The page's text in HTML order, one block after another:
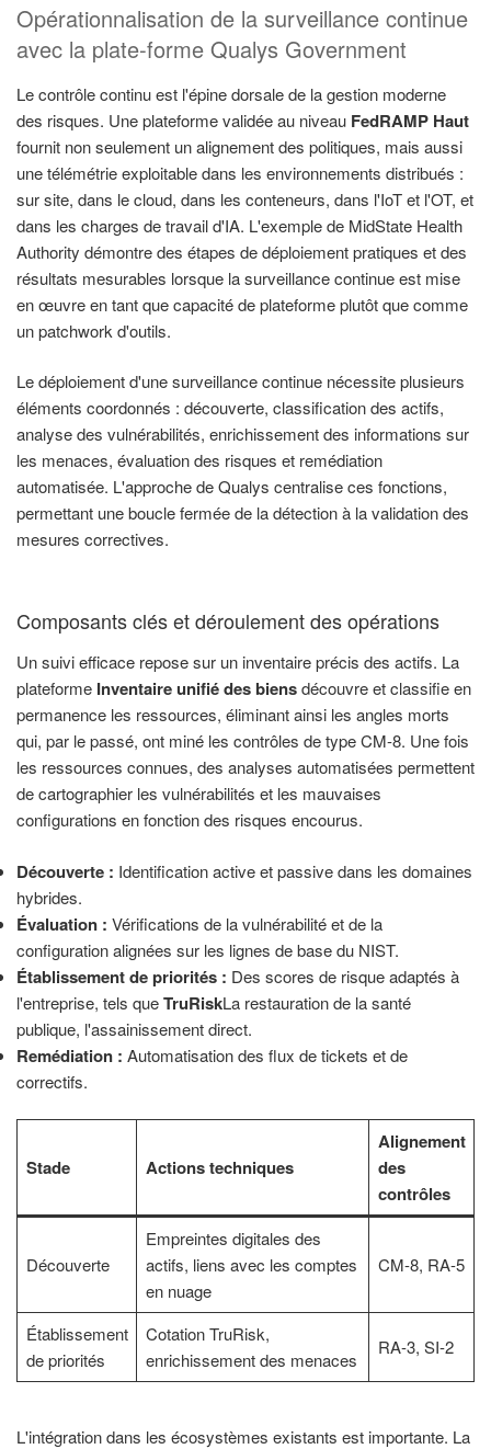
Opérationnalisation de la surveillance continue
avec la plate-forme Qualys Government
Le contrôle continu est l'épine dorsale de la gestion moderne
des risques. Une plateforme validée au niveau FedRAMP Haut
fournit non seulement un alignement des politiques, mais aussi
une télémétrie exploitable dans les environnements distribués :
sur site, dans le cloud, dans les conteneurs, dans l'IoT et l'OT, et
dans les charges de travail d'IA. L'exemple de MidState Health
Authority démontre des étapes de déploiement pratiques et des
résultats mesurables lorsque la surveillance continue est mise
en œuvre en tant que capacité de plateforme plutôt que comme
un patchwork d'outils.
Le déploiement d'une surveillance continue nécessite plusieurs
éléments coordonnés : découverte, classification des actifs,
analyse des vulnérabilités, enrichissement des informations sur
les menaces, évaluation des risques et remédiation
automatisée. L'approche de Qualys centralise ces fonctions,
permettant une boucle fermée de la détection à la validation des
mesures correctives.
Composants clés et déroulement des opérations
Un suivi efficace repose sur un inventaire précis des actifs. La
plateforme Inventaire unifié des biensdécouvre et classifie en
permanence les ressources, éliminant ainsi les angles morts
qui, par le passé, ont miné les contrôles de type CM-8. Une fois
les ressources connues, des analyses automatisées permettent
de cartographier les vulnérabilités et les mauvaises
configurations en fonction des risques encourus.
Découverte : Identification active et passive dans les domaines
hybrides.
Évaluation : Vérifications de la vulnérabilité et de la
configuration alignées sur les lignes de base du NIST.
Établissement de priorités : Des scores de risque adaptés à
l'entreprise, tels queTruRiskLa restauration de la santé
publique, l'assainissement direct.
Remédiation : Automatisation des flux de tickets et de
correctifs.
Stade Actions techniques
Alignement
des
contrôles
Découverte
Empreintes digitales des
actifs, liens avec les comptes
en nuage
CM-8, RA-5
Établissement
de priorités
Cotation TruRisk,
enrichissement des menaces
RA-3, SI-2
L'intégration dans les écosystèmes existants est importante. La